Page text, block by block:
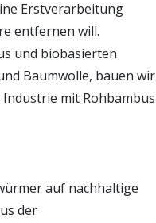
Erstverarbeitung
entfernen will.
und biobasierten
Baumwolle, bauen wir
mit Rohbambus
auf nachhaltige
der